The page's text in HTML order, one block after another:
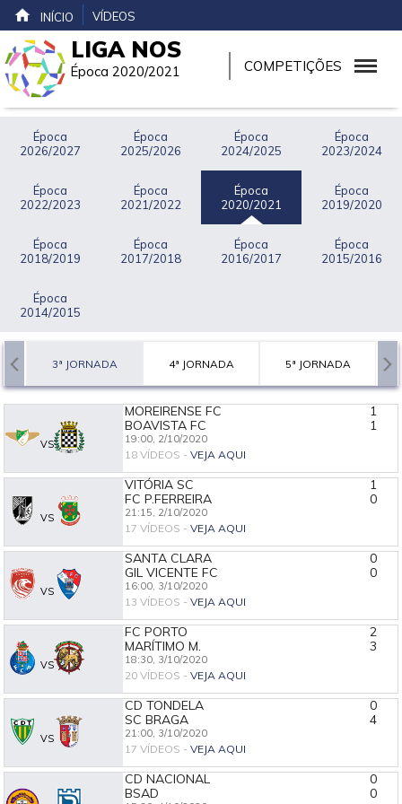
INÍCIO VÍDEOS
LIGA NOS
Época 2020/2021 COMPETIÇÕES
Época
2026/2027
Época
2025/2026
Época
2024/2025
Época
2023/2024
Época
2022/2023
Época
2021/2022
Época
2020/2021
Época
2019/2020
Época
2018/2019
Época
2017/2018
Época
2016/2017
Época
2015/2016
Época
2014/2015
3ª JORNADA 4ª JORNADA 5ª JORNADA
VS
MOREIRENSE FC
1
BOAVISTA FC
1
19:00, 2/10/2020
18 VÍDEOS - VEJA AQUI
VS
VITÓRIA SC
1
FC P.FERREIRA
0
21:15, 2/10/2020
17 VÍDEOS - VEJA AQUI
VS
SANTA CLARA
0
GIL VICENTE FC
0
16:00, 3/10/2020
13 VÍDEOS - VEJA AQUI
VS
FC PORTO
2
MARÍTIMO M.
3
18:30, 3/10/2020
20 VÍDEOS - VEJA AQUI
VS
CD TONDELA
0
SC BRAGA
4
21:00, 3/10/2020
17 VÍDEOS - VEJA AQUI
CD NACIONAL
0
BSAD
0